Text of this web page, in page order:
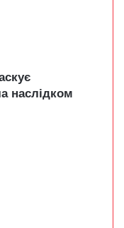
наслідком